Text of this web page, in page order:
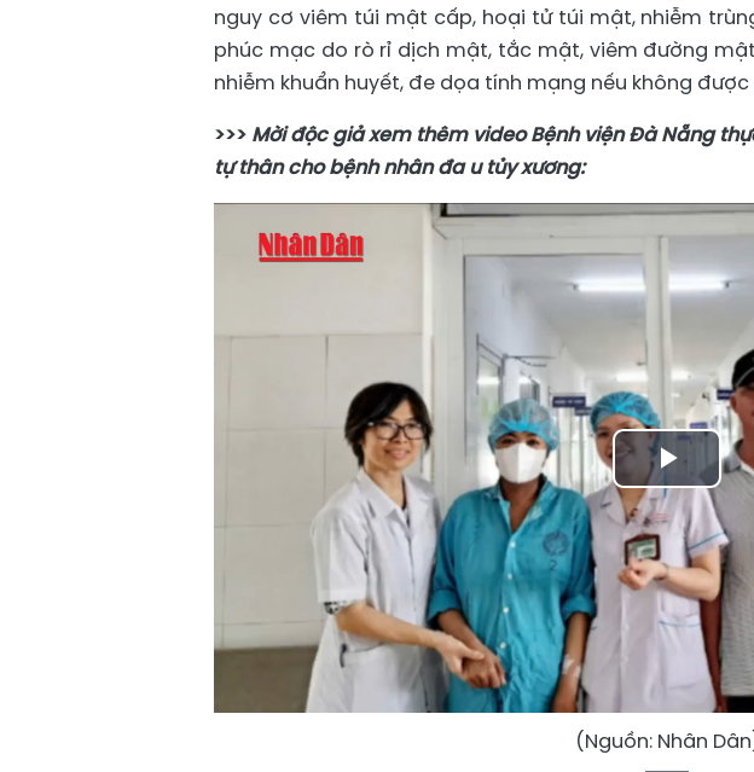
nguy cơ viêm túi mật cấp, hoại tử túi mật, nhiễm
phúc mạc do rò rỉ dịch mật, tắc mật, viêm đường
nhiễm khuẩn huyết, đe dọa tính mạng nếu không
>>> Mời độc giả xem thêm video Bệnh viện Đà Nẵng
tự thân cho bệnh nhân đa u tủy xương:
Play
Video
(Nguồn: Nhân